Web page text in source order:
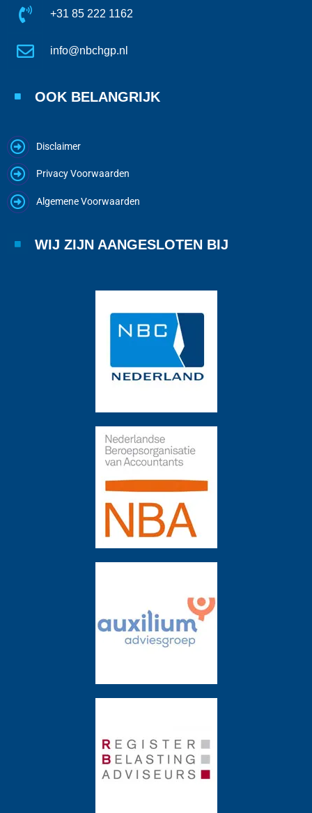
+31 85 222 1162
info@nbchgp.nl
OOK BELANGRIJK
Disclaimer
Privacy Voorwaarden
Algemene Voorwaarden
WIJ ZIJN AANGESLOTEN BIJ